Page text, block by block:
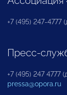
+7 (495) 247-4777
Пресс-
+7 (495) 247 4777
pressa@opora.ru